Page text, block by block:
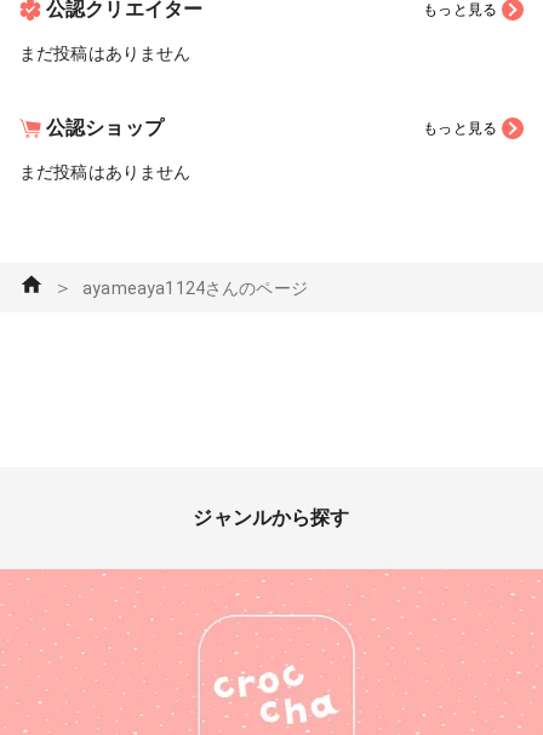
公認クリエイター もっと見る
まだ投稿はありません
公認ショップ もっと見る
まだ投稿はありません
＞ ayameaya1124さんのページ
ジャンルから探す